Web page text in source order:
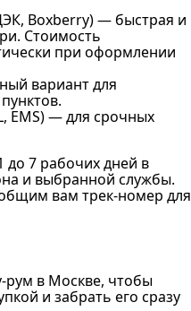
Boxberry) — быстрая и
Стоимость
при оформлении
вариант для
EMS) — для срочных
до 7 рабочих дней в
и выбранной службы.
вам трек-номер для
в Москве, чтобы
и забрать его сразу